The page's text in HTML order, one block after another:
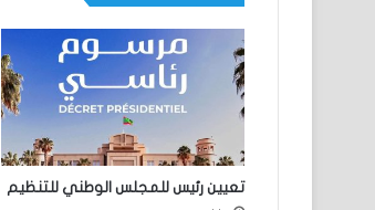
تعيين رئيس للمجلس الوطني للتنظيم